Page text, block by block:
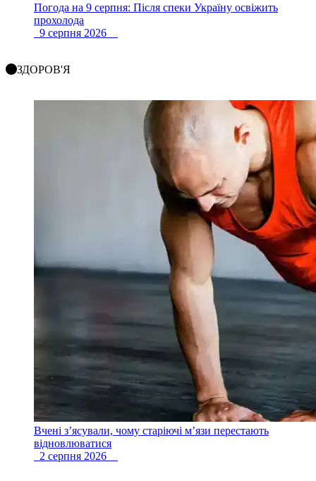
Погода на 9 серпня: Після спеки Україну освіжить
прохолода
9 серпня 2026
ЗДОРОВ'Я
Вчені з’ясували, чому старіючі м’язи перестають
відновлюватися
2 серпня 2026